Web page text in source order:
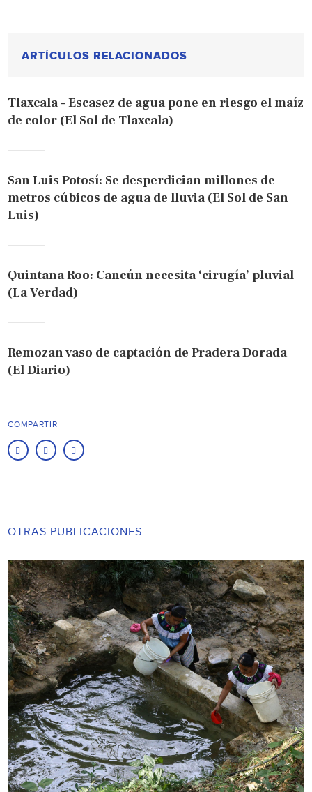
ARTÍCULOS RELACIONADOS
Tlaxcala – Escasez de agua pone en riesgo el maíz
de color (El Sol de Tlaxcala)
San Luis Potosí: Se desperdician millones de
metros cúbicos de agua de lluvia (El Sol de San
Luis)
Quintana Roo: Cancún necesita ‘cirugía’ pluvial
(La Verdad)
Remozan vaso de captación de Pradera Dorada
(El Diario)
COMPARTIR
OTRAS PUBLICACIONES